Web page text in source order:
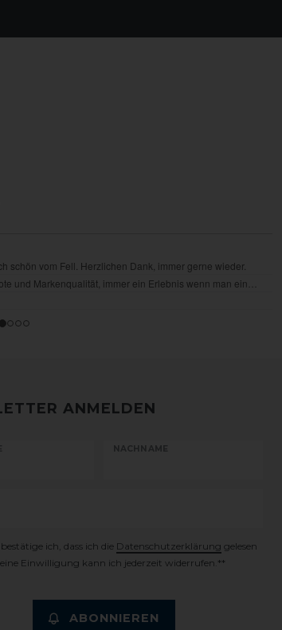
ANMELDEN
NACHNAME
ich, dass ich die Daten­schutz­erklärung gelesen
Einwilligung kann ich jederzeit widerrufen.**
ABONNIEREN